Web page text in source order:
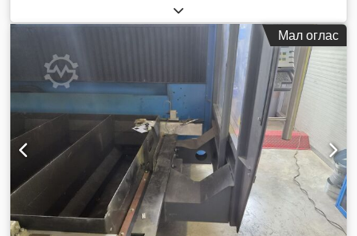
, работни часови:
возило:007, моќност на ласерот:4.000 W, максимална
, максимална дебелина на
лим од не'рѓосувачки челик:
, макс. дебелина на
алуминиев лист:
, растојание на движење на Х-оската:
2.520 мм, движење по оската Y: 1.550 мм , растојание на
движење Z-оска:
Мал оглас